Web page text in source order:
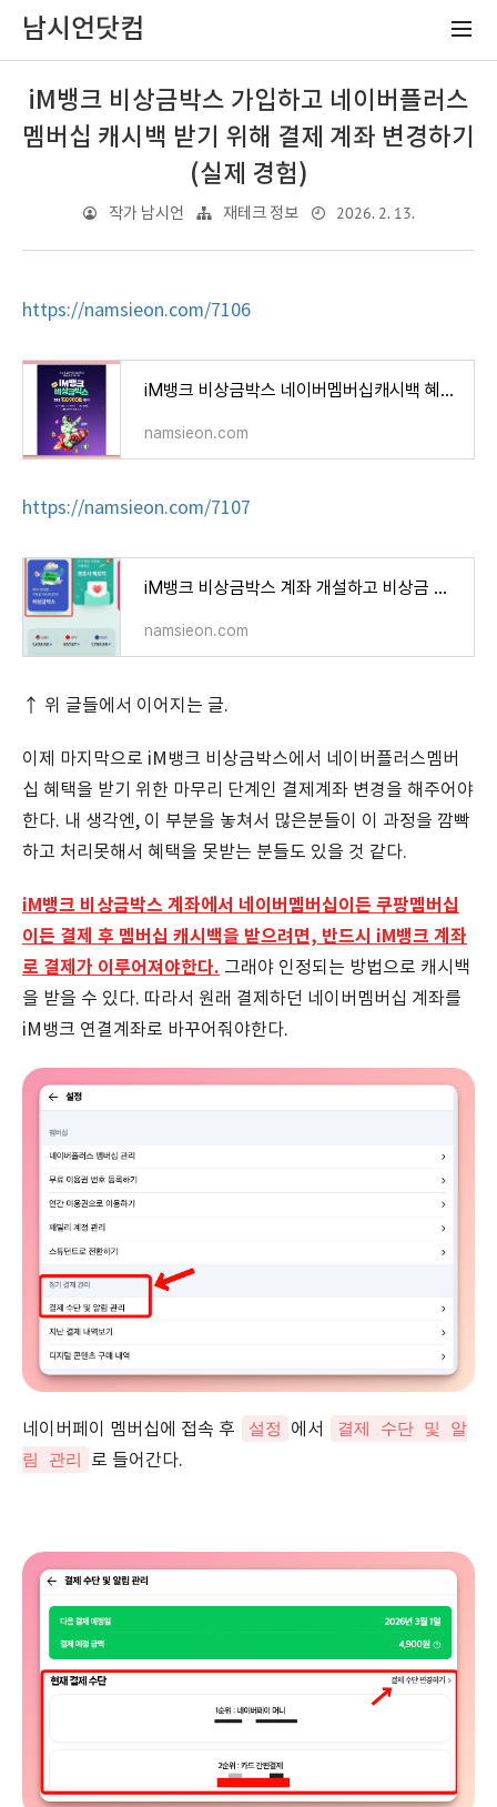
남시언닷컴
iM뱅크 비상금박스 가입하고 네이버플러스
멤버십 캐시백 받기 위해 결제 계좌 변경하기
(실제 경험)
작가 남시언 재테크 정보 2026. 2. 13.
https://namsieon.com/7106
iM뱅크 비상금박스 네이버멤버십캐시백 혜택, 메리트 있을까? 비교분석(실제경험)
namsieon.com
https://namsieon.com/7107
iM뱅크 비상금박스 계좌 개설하고 비상금 넣기(실제경험)
namsieon.com
↑ 위 글들에서 이어지는 글.
이제 마지막으로 iM뱅크 비상금박스에서 네이버플러스멤버
십 혜택을 받기 위한 마무리 단계인 결제계좌 변경을 해주어야
한다. 내 생각엔, 이 부분을 놓쳐서 많은분들이 이 과정을 깜빡
하고 처리못해서 혜택을 못받는 분들도 있을 것 같다.
iM뱅크 비상금박스 계좌에서 네이버멤버십이든 쿠팡멤버십
이든 결제 후 멤버십 캐시백을 받으려면, 반드시 iM뱅크 계좌
로 결제가 이루어져야한다. 그래야 인정되는 방법으로 캐시백
을 받을 수 있다. 따라서 원래 결제하던 네이버멤버십 계좌를
iM뱅크 연결계좌로 바꾸어줘야한다.
네이버페이 멤버십에 접속 후 설정 에서
결제 수단 및 알
림 관리
로 들어간다.